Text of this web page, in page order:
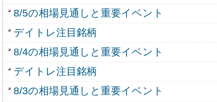
8/5の相場見通しと重要イベント
デイトレ注目銘柄
8/4の相場見通しと重要イベント
デイトレ注目銘柄
8/3の相場見通しと重要イベント